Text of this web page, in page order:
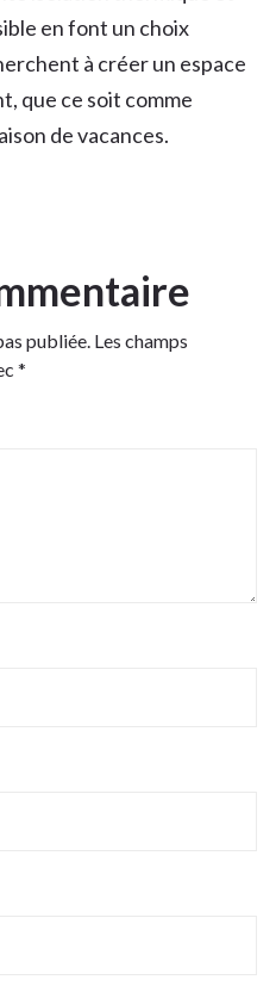
en font un choix
à créer un espace
que ce soit comme
de vacances.
publiée. Les champs
*